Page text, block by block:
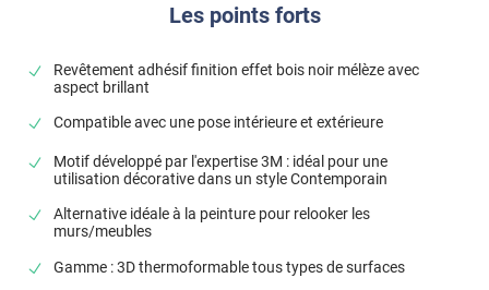
Les points forts
Revêtement adhésif finition effet bois noir mélèze avec
aspect brillant
Compatible avec une pose intérieure et extérieure
Motif développé par l'expertise 3M : idéal pour une
utilisation décorative dans un style Contemporain
Alternative idéale à la peinture pour relooker les
murs/meubles
Gamme : 3D thermoformable tous types de surfaces